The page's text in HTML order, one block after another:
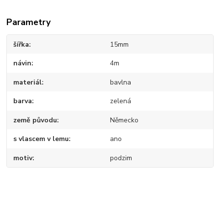
Parametry
šířka 15mm
návin 4m
materiál bavlna
barva zelená
země původu Německo
s vlascem v lemu ano
motiv podzim